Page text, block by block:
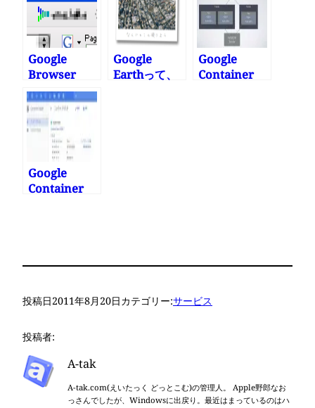
Google
Browser
Syncが便利
だ
Google
Earthって、
Google
Container
Google
Container
る
投稿日2011年8月20日カテゴリー:サービス
投稿者:
A-tak
A-tak.com(えいたっく どっとこむ)の管理人。 Apple野郎なお
っさんでしたが、Windowsに出戻り。最近はまっているのはハ